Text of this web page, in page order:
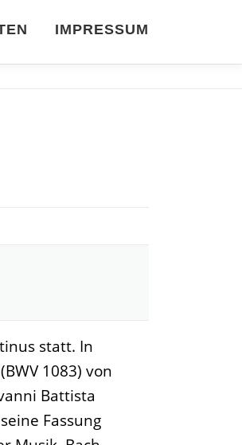
IMPRESSUM
statt. In
1083) von
Battista
Fassung